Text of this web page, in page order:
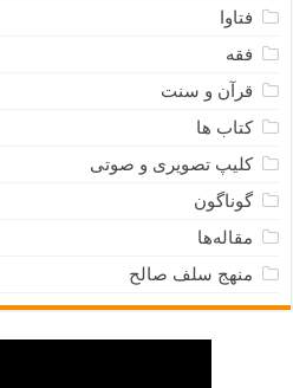
فتاوا
فقه
قرآن و سنت
کتاب ها
کلیپ تصویری و صوتی
گوناگون
مقاله‌ها
منهج سلف صالح